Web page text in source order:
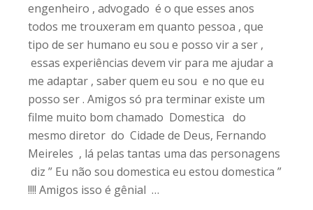
engenheiro , advogado é o que esses anos
todos me trouxeram em quanto pessoa , que
tipo de ser humano eu sou e posso vir a ser ,
essas experiências devem vir para me ajudar a
me adaptar , saber quem eu sou e no que eu
posso ser . Amigos só pra terminar existe um
filme muito bom chamado Domestica do
mesmo diretor do Cidade de Deus, Fernando
Meireles , lá pelas tantas uma das personagens
diz ” Eu não sou domestica eu estou domestica ”
!!!! Amigos isso é gênial …